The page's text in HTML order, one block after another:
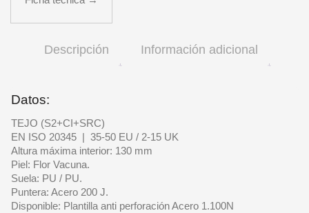
Descripción Información adicional
Datos:
TEJO (S2+CI+SRC)
EN ISO 20345 | 35-50 EU / 2-15 UK
Altura máxima interior: 130 mm
Piel: Flor Vacuna.
Suela: PU / PU.
Puntera: Acero 200 J.
Disponible: Plantilla anti perforación Acero 1.100N